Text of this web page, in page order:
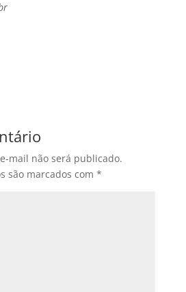
mail não será publicado.
são marcados com *